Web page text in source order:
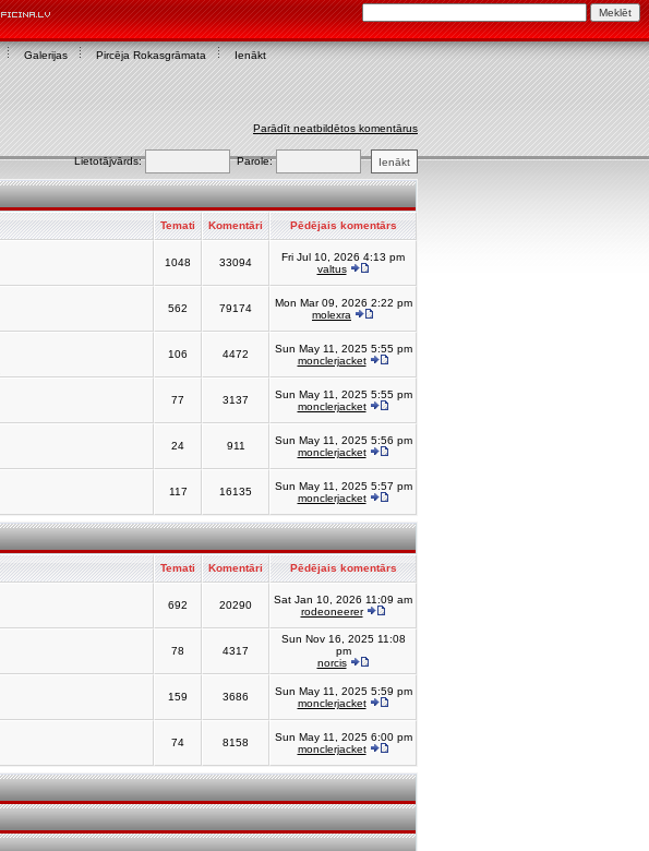
Galerijas Pircēja Rokasgrāmata Ienākt
Parādīt neatbildētos komentārus
Lietotājvārds: Parole:
Temati Komentāri Pēdējais komentārs
1048 33094
Fri Jul 10, 2026 4:13 pm
valtus
562 79174
Mon Mar 09, 2026 2:22 pm
molexra
106 4472
Sun May 11, 2025 5:55 pm
monclerjacket
77 3137
Sun May 11, 2025 5:55 pm
monclerjacket
24 911
Sun May 11, 2025 5:56 pm
monclerjacket
117 16135
Sun May 11, 2025 5:57 pm
monclerjacket
Temati Komentāri Pēdējais komentārs
692 20290
Sat Jan 10, 2026 11:09 am
rodeoneerer
78 4317
Sun Nov 16, 2025 11:08
pm
norcis
159 3686
Sun May 11, 2025 5:59 pm
monclerjacket
74 8158
Sun May 11, 2025 6:00 pm
monclerjacket